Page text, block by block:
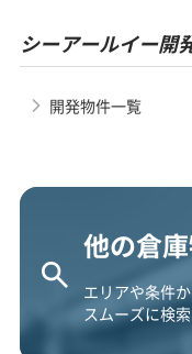
シーアールイー開
開発物件一覧
他の倉
エリアや条件
スムーズに検